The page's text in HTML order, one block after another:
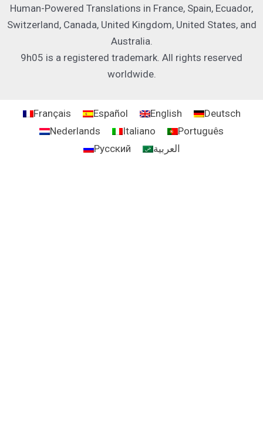
Human-Powered Translations in France, Spain, Ecuador,
Switzerland, Canada, United Kingdom, United States, and
Australia.
9h05 is a registered trademark. All rights reserved
worldwide.
Français Español English
Deutsch
Nederlands
Italiano
Português
Русский
العربية